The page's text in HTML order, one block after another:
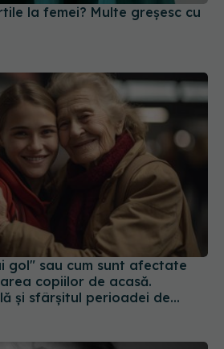
la femei? Multe greșesc cu
gol" sau cum sunt afectate
copiilor de acasă.
și sfârșitul perioadei de